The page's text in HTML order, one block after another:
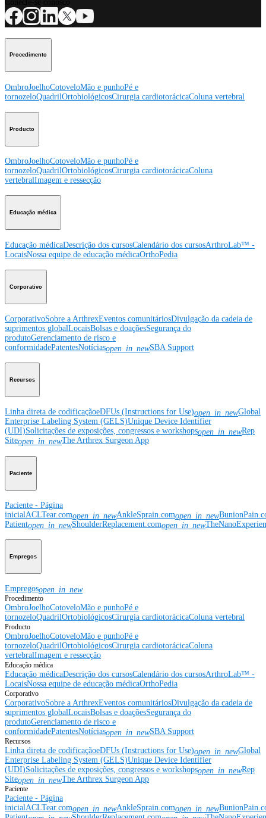
Procedimento
OmbroJoelhoCotoveloMão e punhoPé e
tornozeloQuadrilOrtobiológicosCirurgia cardiotorácicaColuna vertebral
Producto
OmbroJoelhoCotoveloMão e punhoPé e
tornozeloQuadrilOrtobiológicosCirurgia cardiotorácicaColuna
vertebralImagem e ressecção
Educação médica
Educação médicaDescrição dos cursosCalendário dos cursosArthroLab™ -
LocaisNossa equipe de educação médicaOrthoPedia
Corporativo
CorporativoSobre a ArthrexEventos comunitáriosDivulgação da cadeia de
suprimentos globalLocaisBolsas e doaçõesSegurança do
produtoGerenciamento de risco e
conformidadePatentesNotíciasopen_in_newSBA Support
Recursos
Linha direta de codificaçãoeDFUs (Instructions for Use)open_in_newGlobal
Enterprise Labeling System (GELS)Unique Device Identifier
(UDI)Solicitações de exposições, congressos e workshopsopen_in_newRep
Siteopen_in_newThe Arthrex Surgeon App
Paciente
Paciente - Página
inicial ACLTear.comopen_in_newAnkleSprain.comopen_in_new
Patientopen_in_newShoulderReplacement.comopen_in_new
Empregos
Empregosopen_in_new
Procedimento
OmbroJoelhoCotoveloMão e punhoPé e
tornozeloQuadrilOrtobiológicosCirurgia cardiotorácicaColuna vertebral
Producto
OmbroJoelhoCotoveloMão e punhoPé e
tornozeloQuadrilOrtobiológicosCirurgia cardiotorácicaColuna
vertebralImagem e ressecção
Educação médica
Educação médicaDescrição dos cursosCalendário dos cursosArthroLab™ -
LocaisNossa equipe de educação médicaOrthoPedia
Corporativo
CorporativoSobre a ArthrexEventos comunitáriosDivulgação da cadeia de
suprimentos globalLocaisBolsas e doaçõesSegurança do
produtoGerenciamento de risco e
conformidadePatentesNotíciasopen_in_newSBA Support
Recursos
Linha direta de codificaçãoeDFUs (Instructions for Use)open_in_newGlobal
Enterprise Labeling System (GELS)Unique Device Identifier
(UDI)Solicitações de exposições, congressos e workshopsopen_in_newRep
Siteopen_in_newThe Arthrex Surgeon App
Paciente
Paciente - Página
inicialACLTear.comopen_in_newAnkleSprain.comopen_in_new